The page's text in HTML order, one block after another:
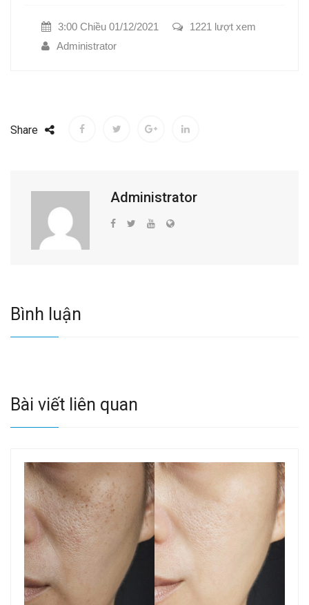
3:00 Chiều 01/12/2021
1221 lượt xem
Administrator
Share
Administrator
Bình luận
Bài viết liên quan